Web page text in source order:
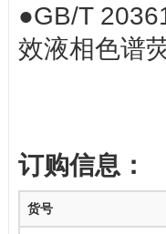
●GB/T
效液相色谱
订购信息：
货号